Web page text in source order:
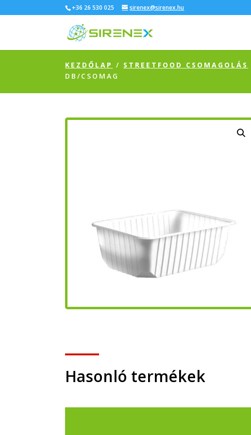
+36 26 530 025 sirenex@sirenex.hu
KEZDŐLAP / STREETFOOD CSOMAGOLÁS
DB/CSOMAG
Hasonló termékek